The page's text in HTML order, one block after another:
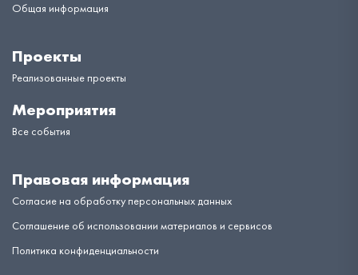
Общая информация
Проекты
Реализованные проекты
Мероприятия
Все события
Правовая информация
Согласие на обработку персональных данных
Соглашение об использовании материалов и сервисов
Политика конфиденциальности